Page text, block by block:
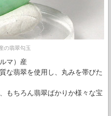
の翡翠勾玉
マ）産
な翡翠を使用し、丸みを帯びた
もちろん翡翠ばかりか様々な宝